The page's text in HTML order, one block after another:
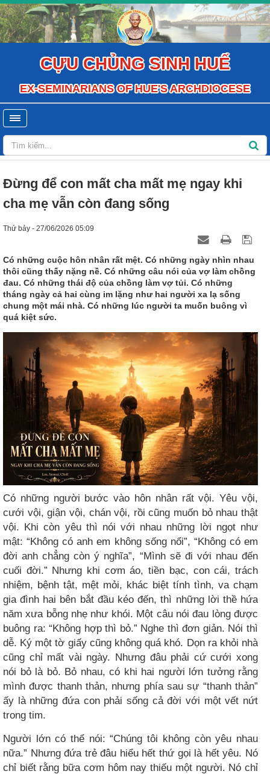
CỰU CHỦNG SINH HUẾ
EX-SEMINARIANS OF HUE'S ARCHDIOCESE
Đừng để con mất cha mất mẹ ngay khi
cha mẹ vẫn còn đang sống
Thứ bảy - 27/06/2026 05:09
Có những cuộc hôn nhân rất mệt. Có những ngày nhìn nhau
thôi cũng thấy nặng nề. Có những câu nói của vợ làm chồng
đau. Có những thái độ của chồng làm vợ tủi. Có những
tháng ngày cả hai cùng im lặng như hai người xa lạ sống
chung một mái nhà. Có những lúc người ta muốn buông vì
quá kiệt sức.
Có những người bước vào hôn nhân rất vội. Yêu vội,
cưới vội, giận vội, chán vội, rồi cũng muốn bỏ nhau thật
vội. Khi còn yêu thì nói với nhau những lời ngọt như
mật: “Không có anh em không sống nổi”, “Không có em
đời anh chẳng còn ý nghĩa”, “Mình sẽ đi với nhau đến
cuối đời.” Nhưng khi cơm áo, tiền bạc, con cái, trách
nhiệm, bệnh tật, mệt mỏi, khác biệt tính tình, va chạm
gia đình hai bên bắt đầu kéo đến, thì những lời thề hứa
năm xưa bỗng nhẹ như khói. Một câu nói đau lòng được
buông ra: “Không hợp thì bỏ.” Nghe thì đơn giản. Nói thì
dễ. Ký một tờ giấy cũng không quá khó. Dọn ra khỏi nhà
cũng chỉ mất vài ngày. Nhưng đâu phải cứ cưới xong
nói bỏ là bỏ. Bỏ nhau, có khi hai người lớn tưởng rằng
mình được thanh thản, nhưng phía sau sự “thanh thản”
ấy là những đứa con phải sống cả đời với một vết nứt
trong tim.
Người lớn có thể nói: “Chúng tôi không còn yêu nhau
nữa.” Nhưng đứa trẻ đâu hiểu hết thứ gọi là hết yêu. Nó
chỉ biết rằng bữa cơm hôm nay thiếu một người. Nó chỉ